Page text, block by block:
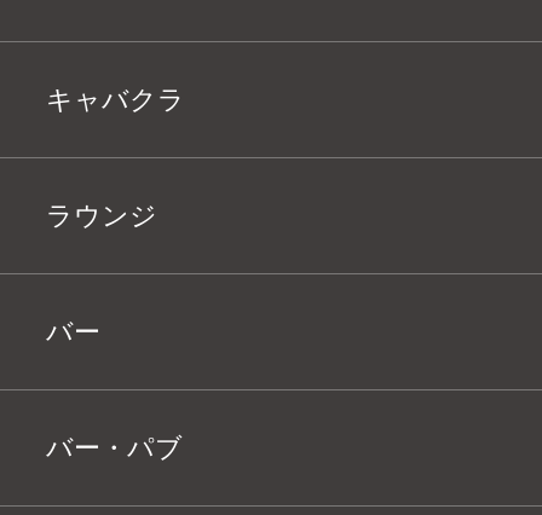
キャバクラ
ラウンジ
バー
バー・パブ